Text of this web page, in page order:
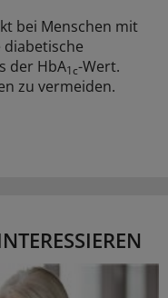
bei Menschen mit
diabetische
der HbA1c-Wert.
zu vermeiden.